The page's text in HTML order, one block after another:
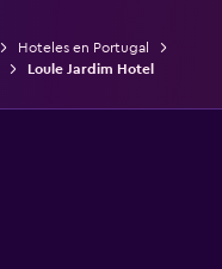
Hoteles en Portugal
Loule Jardim Hotel